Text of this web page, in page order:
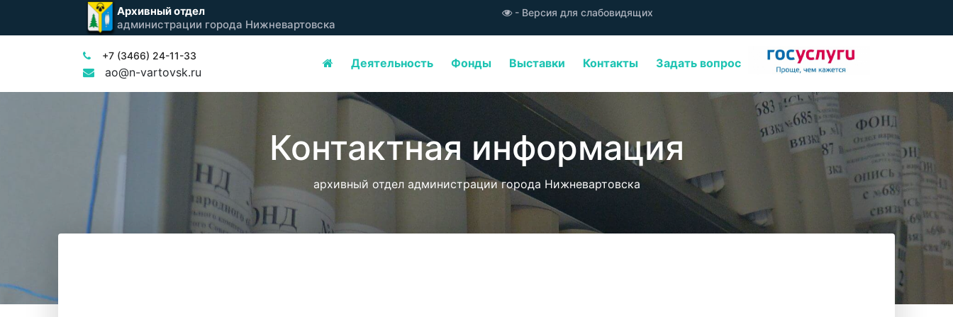
Архивный отдел
администрации города Нижневартовска
- Версия для слабовидящих
+7 (3466) 24-11-33
ao@n-vartovsk.ru
Деятельность Фонды Выставки Контакты Задать вопрос
Контактная информация
архивный отдел администрации города Нижневартовска